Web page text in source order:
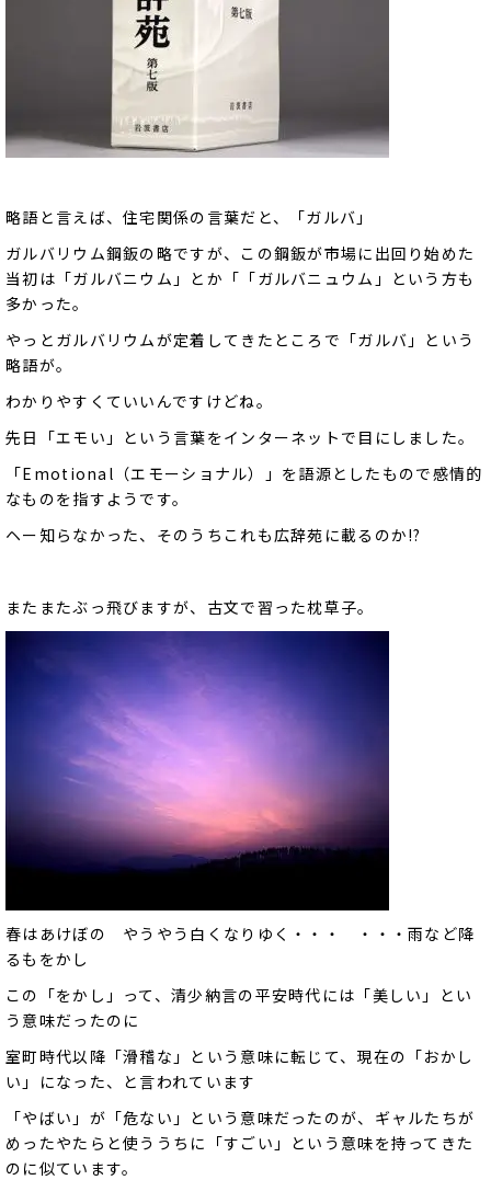
略語と言えば、住宅関係の言葉だと、「ガルバ」
ガルバリウム鋼鈑の略ですが、この鋼鈑が市場に出回り始めた
当初は「ガルバニウム」とか「「ガルバニュウム」という方も
多かった。
やっとガルバリウムが定着してきたところで「ガルバ」という
略語が。
わかりやすくていいんですけどね。
先日「エモい」という言葉をインターネットで目にしました。
「Emotional（エモーショナル）」を語源としたもので感情的
なものを指すようです。
ヘー知らなかった、そのうちこれも広辞苑に載るのか!?
またまたぶっ飛びますが、古文で習った枕草子。
春はあけぼの やうやう白くなりゆく・・・ ・・・雨など降
るもをかし
この「をかし」って、清少納言の平安時代には「美しい」とい
う意味だったのに
室町時代以降「滑稽な」という意味に転じて、現在の「おかし
い」になった、と言われています
「やばい」が「危ない」という意味だったのが、ギャルたちが
めったやたらと使ううちに「すごい」という意味を持ってきた
のに似ています。